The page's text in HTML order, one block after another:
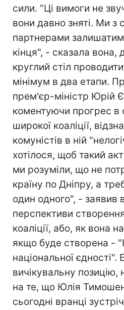
сили. "Ці вимоги не
вони давно зняті. Ми з
партнерами
кінця", - сказала
круглий стіл
мінімум в два етапи.
прем'єр-міністр Юрій
коментуючи прогрес в
широкої коаліції,
комуністів в ній
хотілося, щоб такий
ми розуміли, що не
країну по Дніпру, а
один одного", - заявив
перспективи
коаліції, або, як вона
якщо буде створена -
національної
вичікувальну позицію,
на те, що Юлія
сьогодні вранці